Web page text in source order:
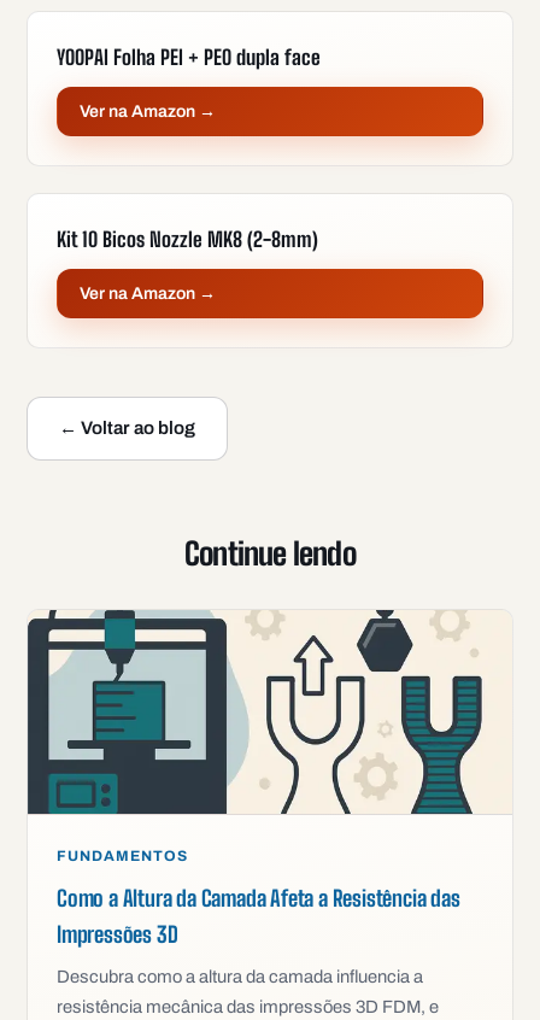
YOOPAI Folha PEI + PEO dupla face
Ver na Amazon →
Kit 10 Bicos Nozzle MK8 (2-8mm)
Ver na Amazon →
← Voltar ao blog
Continue lendo
FUNDAMENTOS
Como a Altura da Camada Afeta a Resistência das
Impressões 3D
Descubra como a altura da camada influencia a
resistência mecânica das impressões 3D FDM, e